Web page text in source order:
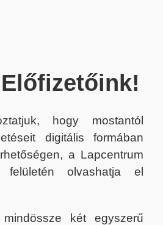
hogy mostantól
digitális formában
a Lapcentrum
felületén olvashatja el
két egyszerű